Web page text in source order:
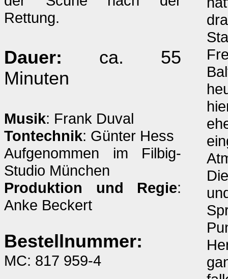
Rettung.
Dauer: ca. 55
Minuten
Musik: Frank Duval
Tontechnik: Günter Hess
Aufgenommen im Filbig-
Studio München
Produktion und Regie:
Anke Beckert
Bestellnummer:
MC: 817 959-4